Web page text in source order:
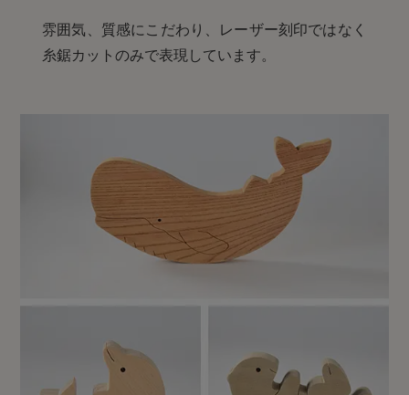
雰囲気、質感にこだわり、レーザー刻印ではなく
糸鋸カットのみで表現しています。